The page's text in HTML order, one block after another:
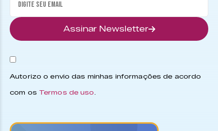
Assinar Newsletter
Autorizo o envio das minhas informações de acordo
com os Termos de uso